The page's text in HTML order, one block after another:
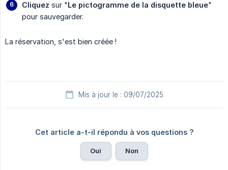
Cliquez sur "Le pictogramme de la disquette bleue"
pour sauvegarder.
La réservation, s'est bien créée !
Mis à jour le : 09/07/2025
Cet article a-t-il répondu à vos questions ?
Oui Non